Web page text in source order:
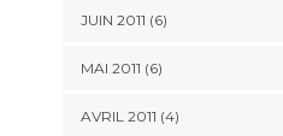
JUIN 2011 (6)
MAI 2011 (6)
AVRIL 2011 (4)